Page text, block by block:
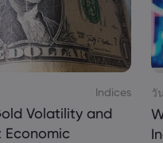
Indices
Volatility and
Economic
วั